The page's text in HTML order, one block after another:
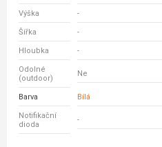
Výška -
Šířka -
Hloubka -
Odolné
(outdoor)
Ne
Barva Bílá
Notifikační
dioda
-